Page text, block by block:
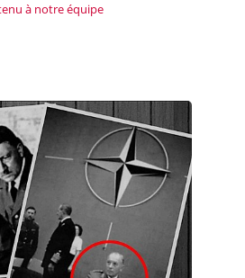
à notre équipe